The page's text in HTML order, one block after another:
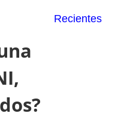
Recientes